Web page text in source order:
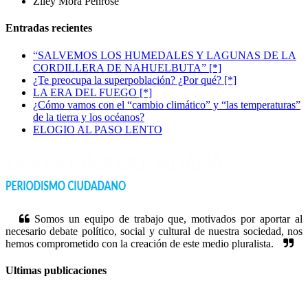
Entradas recientes
“SALVEMOS LOS HUMEDALES Y LAGUNAS DE LA
CORDILLERA DE NAHUELBUTA” [*]
¿Te preocupa la superpoblación? ¿Por qué? [*]
LA ERA DEL FUEGO [*]
¿Cómo vamos con el “cambio climático” y “las temperaturas”
de la tierra y los océanos?
ELOGIO AL PASO LENTO
Somos un equipo de trabajo que, motivados por aportar al
necesario debate político, social y cultural de nuestra sociedad, nos
hemos comprometido con la creación de este medio pluralista.
Ultimas publicaciones